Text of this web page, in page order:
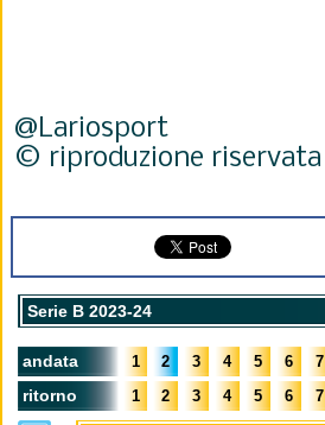
@Lariosport
© riproduzione riservata
Serie B 2023-24
andata 1 2 3 4 5 6 7
ritorno 1 2 3 4 5 6 7